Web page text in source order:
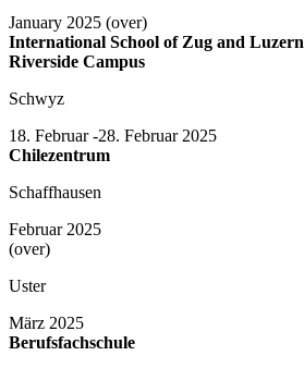
January 2025 (over)
International School of Zug and Luzern
Riverside Campus
Schwyz
18. Februar -28. Februar 2025
Chilezentrum
Schaffhausen
Februar 2025
(over)
Uster
März 2025
Berufsfachschule